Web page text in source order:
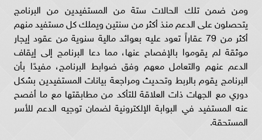
ومن ضمن تلك الحالات ستة من المستفيدين من البرنامج
يتحصلون على الدعم منذ أكثر من سنتين ويملك كل مستفيد منهم
أكثر من 79 عقاراً تعود عليه بعوائد مالية سنوية من عقود إيجار
موثقة لم يقوموا بالإفصاح عنها، مما دعا البرنامج إلى إيقاف
الدعم عنهم والتعامل معهم وفق ضوابط البرنامج، مفيدًا بأن
البرنامج يقوم بالربط وتحديث ومراجعة بيانات المستفيدين بشكل
دوري مع الجهات ذات العلاقة للتأكد من مطابقتها مع ما أفصح
عنه المستفيد في البوابة الإلكترونية لضمان توجيه الدعم للأسر
المستحقة.